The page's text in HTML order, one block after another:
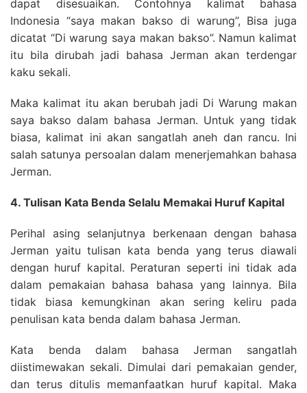
dapat disesuaikan. Contohnya kalimat bahasa
Indonesia “saya makan bakso di warung”, Bisa juga
dicatat “Di warung saya makan bakso”. Namun kalimat
itu bila dirubah jadi bahasa Jerman akan terdengar
kaku sekali.
Maka kalimat itu akan berubah jadi Di Warung makan
saya bakso dalam bahasa Jerman. Untuk yang tidak
biasa, kalimat ini akan sangatlah aneh dan rancu. Ini
salah satunya persoalan dalam menerjemahkan bahasa
Jerman.
4. Tulisan Kata Benda Selalu Memakai Huruf Kapital
Perihal asing selanjutnya berkenaan dengan bahasa
Jerman yaitu tulisan kata benda yang terus diawali
dengan huruf kapital. Peraturan seperti ini tidak ada
dalam pemakaian bahasa bahasa yang lainnya. Bila
tidak biasa kemungkinan akan sering keliru pada
penulisan kata benda dalam bahasa Jerman.
Kata benda dalam bahasa Jerman sangatlah
diistimewakan sekali. Dimulai dari pemakaian gender,
dan terus ditulis memanfaatkan huruf kapital. Maka